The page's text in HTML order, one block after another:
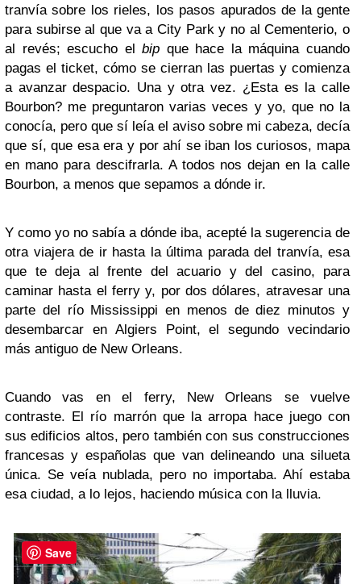
tranvía sobre los rieles, los pasos apurados de la gente
para subirse al que va a City Park y no al Cementerio, o
al revés; escucho elbip que hace la máquina cuando
pagas el ticket, cómo se cierran las puertas y comienza
a avanzar despacio. Una y otra vez. ¿Esta es la calle
Bourbon? me preguntaron varias veces y yo, que no la
conocía, pero que sí leía el aviso sobre mi cabeza, decía
que sí, que esa era y por ahí se iban los curiosos, mapa
en mano para descifrarla. A todos nos dejan en la calle
Bourbon, a menos que sepamos a dónde ir.
Y como yo no sabía a dónde iba, acepté la sugerencia de
otra viajera de ir hasta la última parada del tranvía, esa
que te deja al frente del acuario y del casino, para
caminar hasta el ferry y, por dos dólares, atravesar una
parte del río Mississippi en menos de diez minutos y
desembarcar en Algiers Point, el segundo vecindario
más antiguo de New Orleans.
Cuando vas en el ferry, New Orleans se vuelve
contraste. El río marrón que la arropa hace juego con
sus edificios altos, pero también con sus construcciones
francesas y españolas que van delineando una silueta
única. Se veía nublada, pero no importaba. Ahí estaba
esa ciudad, a lo lejos, haciendo música con la lluvia.
Save